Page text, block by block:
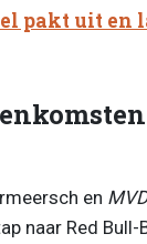
pakt uit en
en
naar Red Bull-